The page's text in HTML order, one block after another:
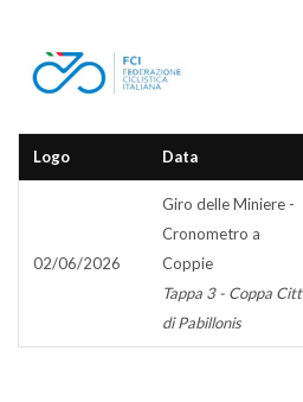
Logo Data
02/06/2026
Giro delle Miniere -
Cronometro a
Coppie
Tappa 3 - Coppa
di Pabillonis